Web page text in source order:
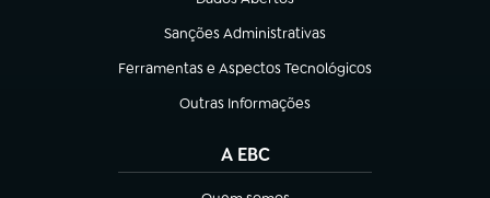
(abre em nova aba)
Sanções Administrativas
(abre em nova aba)
Ferramentas e Aspectos Tecnológicos
(abre em nova aba)
Outras Informações
(abre em nova aba)
A EBC